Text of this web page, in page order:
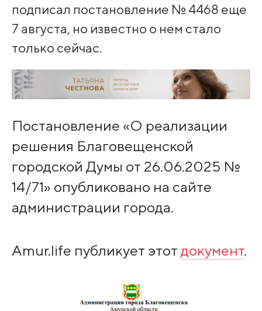
подписал постановление № 4468 еще
7 августа, но известно о нем стало
только сейчас.
Постановление «О реализации
решения Благовещенской
городской Думы от 26.06.2025 №
14/71» опубликовано на сайте
администрации города.
Amur.life публикует этот документ.